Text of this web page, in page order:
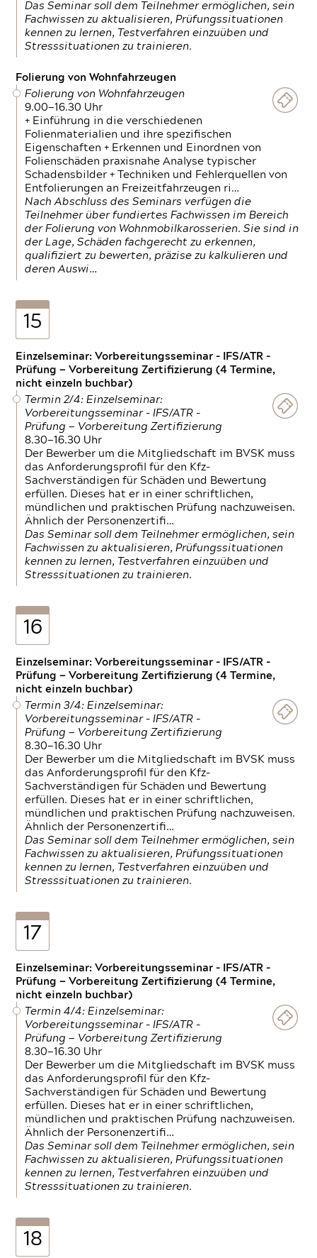
Das Seminar soll dem Teilnehmer ermöglichen, sein
Fachwissen zu aktualisieren, Prüfungssituationen
kennen zu lernen, Testverfahren einzuüben und
Stresssituationen zu trainieren.
Folierung von Wohnfahrzeugen
Folierung von Wohnfahrzeugen
9.00—16.30 Uhr
+ Einführung in die verschiedenen
Folienmaterialien und ihre spezifischen
Eigenschaften + Erkennen und Einordnen von
Folienschäden praxisnahe Analyse typischer
Schadensbilder + Techniken und Fehlerquellen von
Entfolierungen an Freizeitfahrzeugen ri…
Nach Abschluss des Seminars verfügen die
Teilnehmer über fundiertes Fachwissen im Bereich
der Folierung von Wohnmobilkarosserien. Sie sind in
der Lage, Schäden fachgerecht zu erkennen,
qualifiziert zu bewerten, präzise zu kalkulieren und
deren Auswi…
15
Einzelseminar: Vorbereitungsseminar - IFS/ATR -
Prüfung — Vorbereitung Zertifizierung (4 Termine,
nicht einzeln buchbar)
Termin 2/4: Einzelseminar:
Vorbereitungsseminar - IFS/ATR -
Prüfung — Vorbereitung Zertifizierung
8.30—16.30 Uhr
Der Bewerber um die Mitgliedschaft im BVSK muss
das Anforderungsprofil für den Kfz-
Sachverständigen für Schäden und Bewertung
erfüllen. Dieses hat er in einer schriftlichen,
mündlichen und praktischen Prüfung nachzuweisen.
Ähnlich der Personenzertifi…
Das Seminar soll dem Teilnehmer ermöglichen, sein
Fachwissen zu aktualisieren, Prüfungssituationen
kennen zu lernen, Testverfahren einzuüben und
Stresssituationen zu trainieren.
16
Einzelseminar: Vorbereitungsseminar - IFS/ATR -
Prüfung — Vorbereitung Zertifizierung (4 Termine,
nicht einzeln buchbar)
Termin 3/4: Einzelseminar:
Vorbereitungsseminar - IFS/ATR -
Prüfung — Vorbereitung Zertifizierung
8.30—16.30 Uhr
Der Bewerber um die Mitgliedschaft im BVSK muss
das Anforderungsprofil für den Kfz-
Sachverständigen für Schäden und Bewertung
erfüllen. Dieses hat er in einer schriftlichen,
mündlichen und praktischen Prüfung nachzuweisen.
Ähnlich der Personenzertifi…
Das Seminar soll dem Teilnehmer ermöglichen, sein
Fachwissen zu aktualisieren, Prüfungssituationen
kennen zu lernen, Testverfahren einzuüben und
Stresssituationen zu trainieren.
17
Einzelseminar: Vorbereitungsseminar - IFS/ATR -
Prüfung — Vorbereitung Zertifizierung (4 Termine,
nicht einzeln buchbar)
Termin 4/4: Einzelseminar:
Vorbereitungsseminar - IFS/ATR -
Prüfung — Vorbereitung Zertifizierung
8.30—16.30 Uhr
Der Bewerber um die Mitgliedschaft im BVSK muss
das Anforderungsprofil für den Kfz-
Sachverständigen für Schäden und Bewertung
erfüllen. Dieses hat er in einer schriftlichen,
mündlichen und praktischen Prüfung nachzuweisen.
Ähnlich der Personenzertifi…
Das Seminar soll dem Teilnehmer ermöglichen, sein
Fachwissen zu aktualisieren, Prüfungssituationen
kennen zu lernen, Testverfahren einzuüben und
Stresssituationen zu trainieren.
18